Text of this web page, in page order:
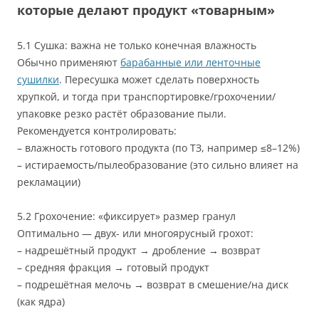
которые делают продукт «товарным»
5.1 Сушка: важна не только конечная влажность
Обычно применяют барабанные или ленточные
сушилки. Пересушка может сделать поверхность
хрупкой, и тогда при транспортировке/грохочении/
упаковке резко растёт образование пыли.
Рекомендуется контролировать:
– влажность готового продукта (по ТЗ, например ≤8–12%)
– истираемость/пылеобразование (это сильно влияет на
рекламации)
5.2 Грохочение: «фиксирует» размер гранул
Оптимально — двух- или многоярусный грохот:
– надрешётный продукт → дробление → возврат
– средняя фракция → готовый продукт
– подрешётная мелочь → возврат в смешение/на диск
(как ядра)